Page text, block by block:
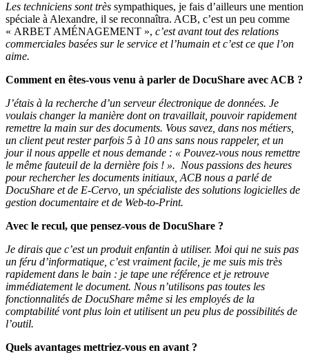
Les techniciens sont très sympathiques, je fais d’ailleurs une mention
spéciale à Alexandre, il se reconnaîtra. ACB, c’est un peu comme
« ARBET AMÉNAGEMENT », c’est avant tout des relations
commerciales basées sur le service et l’humain et c’est ce que l’on
aime.
Comment en êtes-vous venu à parler de DocuShare avec ACB ?
J’étais à la recherche d’un serveur électronique de données. Je
voulais changer la manière dont on travaillait, pouvoir rapidement
remettre la main sur des documents. Vous savez, dans nos métiers,
un client peut rester parfois 5 à 10 ans sans nous rappeler, et un
jour il nous appelle et nous demande : « Pouvez-vous nous remettre
le même fauteuil de la dernière fois ! ». Nous passions des heures
pour rechercher les documents initiaux, ACB nous a parlé de
DocuShare et de E-Cervo, un spécialiste des solutions logicielles de
gestion documentaire et de Web-to-Print.
Avec le recul, que pensez-vous de DocuShare ?
Je dirais que c’est un produit enfantin à utiliser. Moi qui ne suis pas
un féru d’informatique, c’est vraiment facile, je me suis mis très
rapidement dans le bain : je tape une référence et je retrouve
immédiatement le document. Nous n’utilisons pas toutes les
fonctionnalités de DocuShare même si les employés de la
comptabilité vont plus loin et utilisent un peu plus de possibilités de
l’outil.
Quels avantages mettriez-vous en avant ?